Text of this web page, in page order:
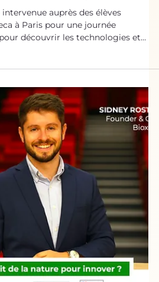
chez Supmeca !
auprès des élèves
à Paris pour une journée
découvrir les technologies et
et les perspectives du
et ingénierie : penser notre